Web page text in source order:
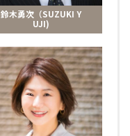
鈴木勇次（SUZUKI Y
UJI)